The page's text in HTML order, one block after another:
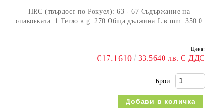
HRC (твърдост по Рокуел): 63 - 67 Съдържание на
опаковката: 1 Тегло в g: 270 Обща дължина L в mm: 350.0
Цена:
€17.1610 33.5640 лв. С ДДС
Брой: